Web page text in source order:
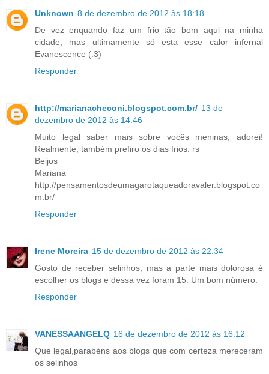
Unknown 8 de dezembro de 2012 às 18:18
De vez enquando faz um frio tão bom aqui na minha
cidade, mas ultimamente só esta esse calor infernal
Evanescence (:3)
Responder
http://marianacheconi.blogspot.com.br/ 13 de
dezembro de 2012 às 14:46
Muito legal saber mais sobre vocês meninas, adorei!
Realmente, também prefiro os dias frios. rs
Beijos
Mariana
http://pensamentosdeumagarotaqueadoravaler.blogspot.co
m.br/
Responder
Irene Moreira 15 de dezembro de 2012 às 22:34
Gosto de receber selinhos, mas a parte mais dolorosa é
escolher os blogs e dessa vez foram 15. Um bom número.
Responder
VANESSAANGELQ 16 de dezembro de 2012 às 16:12
Que legal,parabéns aos blogs que com certeza mereceram
os selinhos